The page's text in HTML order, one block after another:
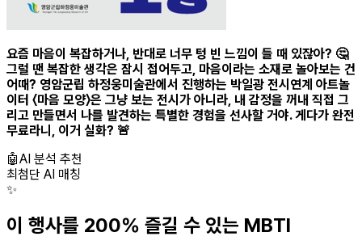
요즘 마음이 복잡하거나, 반대로 너무 텅 빈 느낌이 들 때 있잖아? 🤔
그럴 땐 복잡한 생각은 잠시 접어두고, 마음이라는 소재로 놀아보는 건
어때? 영암군립 하정웅미술관에서 진행하는 박일광 전시연계 아트놀
이터 〈마음 모양〉은 그냥 보는 전시가 아니라, 내 감정을 꺼내 직접 그
리고 만들면서 나를 발견하는 특별한 경험을 선사할 거야. 게다가 완전
무료라니, 이거 실화? 🚨
🤖AI 분석 추천
최첨단 AI 매칭
✨
이 행사를 200% 즐길 수 있는 MBTI